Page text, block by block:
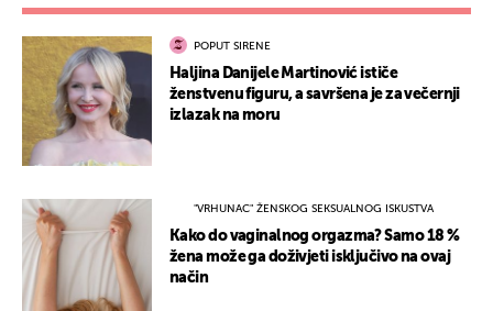
POPUT SIRENE
Haljina Danijele Martinović ističe
ženstvenu figuru, a savršena je za večernji
izlazak na moru
"VRHUNAC" ŽENSKOG SEKSUALNOG ISKUSTVA
Kako do vaginalnog orgazma? Samo 18 %
žena može ga doživjeti isključivo na ovaj
način